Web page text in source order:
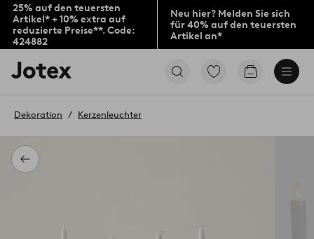
25% auf den teuersten
Artikel* + 10% extra auf
reduzierte Preise**. Code:
424882
Neu hier? Melden Sie sich
für 40% auf den teuersten
Artikel an*
Jotex-
Logo
Startseite
Zu
Produkten
Zum
Zurück
Dekoration Kerzenleuchter